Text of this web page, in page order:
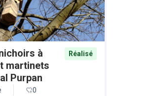
à
martinets
Purpan
Réalisé
0